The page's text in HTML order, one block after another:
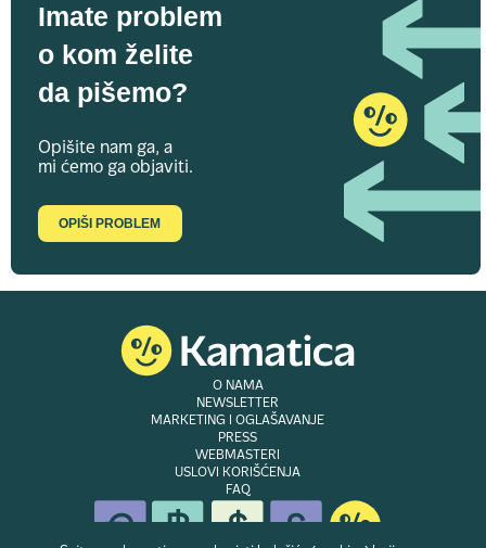
Imate problem
o kom želite
da pišemo?
Opišite nam ga, a
mi ćemo ga objaviti.
OPIŠI PROBLEM
O NAMA
NEWSLETTER
MARKETING I OGLAŠAVANJE
PRESS
WEBMASTERI
USLOVI KORIŠĆENJA
FAQ